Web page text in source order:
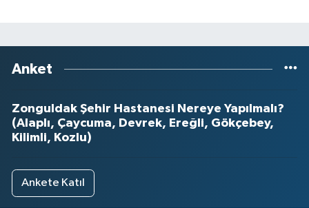
Anket
Zonguldak Şehir Hastanesi Nereye Yapılmalı?
(Alaplı, Çaycuma, Devrek, Ereğli, Gökçebey,
Kilimli, Kozlu)
Ankete Katıl